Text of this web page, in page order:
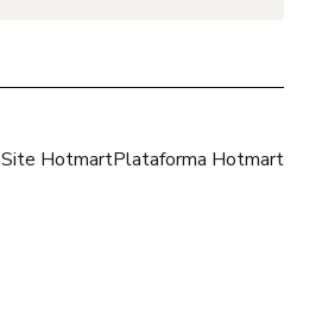
Site HotmartPlataforma Hotmart